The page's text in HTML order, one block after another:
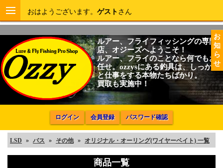
お
知
ら
せ
おはようございます。 ゲスト さん
ルアー、フライフィッシングの専門
店、オジーズへようこそ！
ルアー、フライのことなら何でもお
任せ。ozzysにある釣具は、しっかり
と仕事をする本物たちばかり。
買取も実施中！
ログイン 会員登録 パスワード確認
LSD » バス » その他 » オリジナル・オーリング(ワイヤーベイト) 一覧
商品一覧